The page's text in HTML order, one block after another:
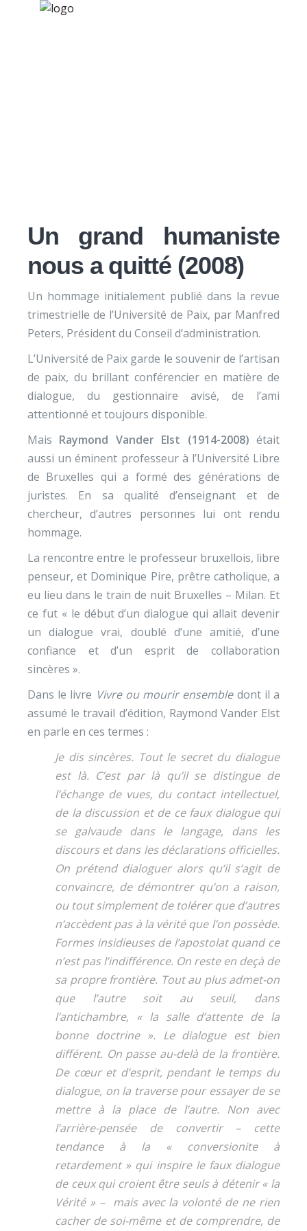
Un grand humaniste
nous a quitté (2008)
Un hommage initialement publié dans la revue
trimestrielle de l’Université de Paix, par Manfred
Peters, Président du Conseil d’administration.
L’Université de Paix garde le souvenir de l’artisan
de paix, du brillant conférencier en matière de
dialogue, du gestionnaire avisé, de l’ami
attentionné et toujours disponible.
Mais Raymond Vander Elst (1914-2008) était
aussi un éminent professeur à l’Université Libre
de Bruxelles qui a formé des générations de
juristes. En sa qualité d’enseignant et de
chercheur, d’autres personnes lui ont rendu
hommage.
La rencontre entre le professeur bruxellois, libre
penseur, et Dominique Pire, prêtre catholique, a
eu lieu dans le train de nuit Bruxelles – Milan. Et
ce fut « le début d’un dialogue qui allait devenir
un dialogue vrai, doublé d’une amitié, d’une
confiance et d’un esprit de collaboration
sincères ».
Dans le livre Vivre ou mourir ensembledont il a
assumé le travail d’édition, Raymond Vander Elst
en parle en ces termes :
Je dis sincères. Tout le secret du dialogue
est là. C’est par là qu’il se distingue de
l’échange de vues, du contact intellectuel,
de la discussion et de ce faux dialogue qui
se galvaude dans le langage, dans les
discours et dans les déclarations officielles.
On prétend dialoguer alors qu’il s’agit de
convaincre, de démontrer qu’on a raison,
ou tout simplement de tolérer que d’autres
n’accèdent pas à la vérité que l’on possède.
Formes insidieuses de l’apostolat quand ce
n’est pas l’indifférence. On reste en deçà de
sa propre frontière. Tout au plus admet-on
que l’autre soit au seuil, dans
l’antichambre, « la salle d’attente de la
bonne doctrine ». Le dialogue est bien
différent. On passe au-delà de la frontière.
De cœur et d’esprit, pendant le temps du
dialogue, on la traverse pour essayer de se
mettre à la place de l’autre. Non avec
l’arrière-pensée de convertir – cette
tendance à la « conversionite à
retardement » qui inspire le faux dialogue
de ceux qui croient être seuls à détenir « la
Vérité » – mais avec la volonté de ne rien
cacher de soi-même et de comprendre, de